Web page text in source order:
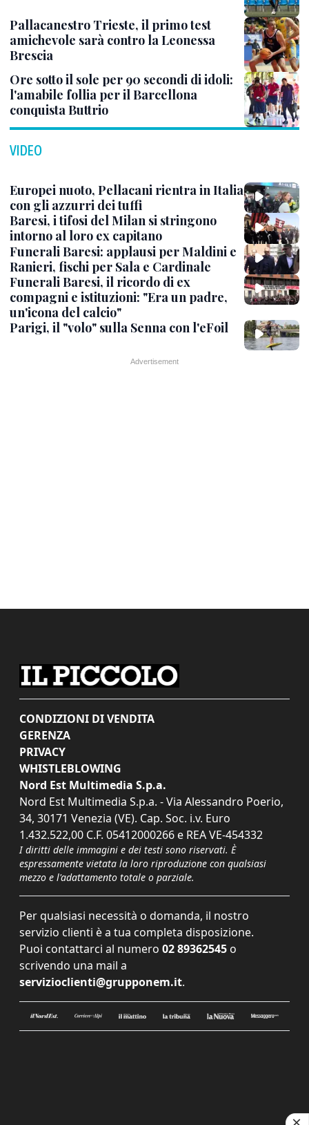
Pallacanestro Trieste, il primo test
amichevole sarà contro la Leonessa
Brescia
Ore sotto il sole per 90 secondi di idoli:
l'amabile follia per il Barcellona
conquista Buttrio
VIDEO
Europei nuoto, Pellacani rientra in Italia
con gli azzurri dei tuffi
Baresi, i tifosi del Milan si stringono
intorno al loro ex capitano
Funerali Baresi: applausi per Maldini e
Ranieri, fischi per Sala e Cardinale
Funerali Baresi, il ricordo di ex
compagni e istituzioni: "Era un padre,
un'icona del calcio"
Parigi, il "volo" sulla Senna con l'eFoil
CONDIZIONI DI VENDITA
GERENZA
PRIVACY
WHISTLEBLOWING
Nord Est Multimedia S.p.a.
Nord Est Multimedia S.p.a. - Via Alessandro Poerio,
34, 30171 Venezia (VE). Cap. Soc. i.v. Euro
1.432.522,00 C.F. 05412000266 e REA VE-454332
I diritti delle immagini e dei testi sono riservati. È
espressamente vietata la loro riproduzione con qualsiasi
mezzo e l'adattamento totale o parziale.
Per qualsiasi necessità o domanda, il nostro
servizio clienti è a tua completa disposizione.
Puoi contattarci al numero 02 89362545 o
scrivendo una mail a
servizioclienti@grupponem.it.